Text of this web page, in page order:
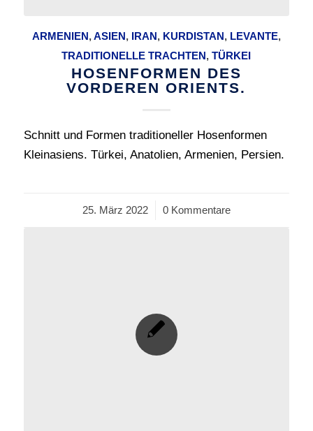
ARMENIEN,ASIEN, IRAN, KURDISTAN, LEVANTE,
TRADITIONELLE TRACHTEN,TÜRKEI
HOSENFORMEN DES
VORDEREN ORIENTS.
Schnitt und Formen traditioneller Hosenformen
Kleinasiens. Türkei, Anatolien, Armenien, Persien.
25. März 2022
/ 0 Kommentare